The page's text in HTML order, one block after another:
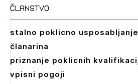
dostopate, se je potrebno
PRIJAVITE SE
članstvo
stalno poklicno usposabljanje
članarina
priznanje poklicnih
vpisni pogoji